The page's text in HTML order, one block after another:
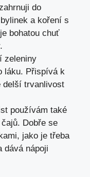
do
a koření s
bohatou chuť
zeleniny
láku. Přispívá k
delší trvanlivost
používám také
Dobře se
jako je třeba
dává nápoji